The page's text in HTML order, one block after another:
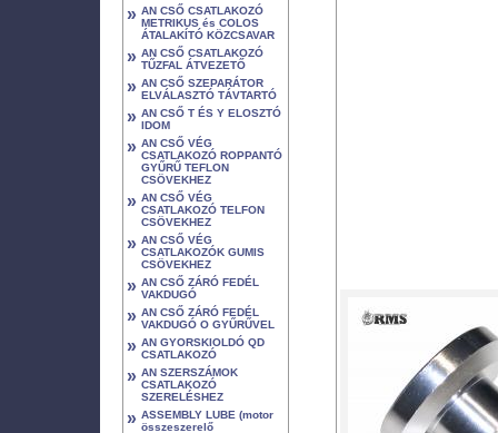
» AN CSŐ CSATLAKOZÓ
METRIKUS és COLOS
ÁTALAKÍTÓ KÖZCSAVAR
» AN CSŐ CSATLAKOZÓ
TŰZFAL ÁTVEZETŐ
» AN CSŐ SZEPARÁTOR
ELVÁLASZTÓ TÁVTARTÓ
» AN CSŐ T ÉS Y ELOSZTÓ
IDOM
» AN CSŐ VÉG
CSATLAKOZÓ ROPPANTÓ
GYŰRŰ TEFLON
CSÖVEKHEZ
» AN CSŐ VÉG
CSATLAKOZÓ TELFON
CSÖVEKHEZ
» AN CSŐ VÉG
CSATLAKOZÓK GUMIS
CSÖVEKHEZ
» AN CSŐ ZÁRÓ FEDÉL
VAKDUGÓ
» AN CSŐ ZÁRÓ FEDÉL
VAKDUGÓ O GYŰRŰVEL
» AN GYORSKIOLDÓ QD
CSATLAKOZÓ
» AN SZERSZÁMOK
CSATLAKOZÓ
SZERELÉSHEZ
» ASSEMBLY LUBE (motor
összeszerelő